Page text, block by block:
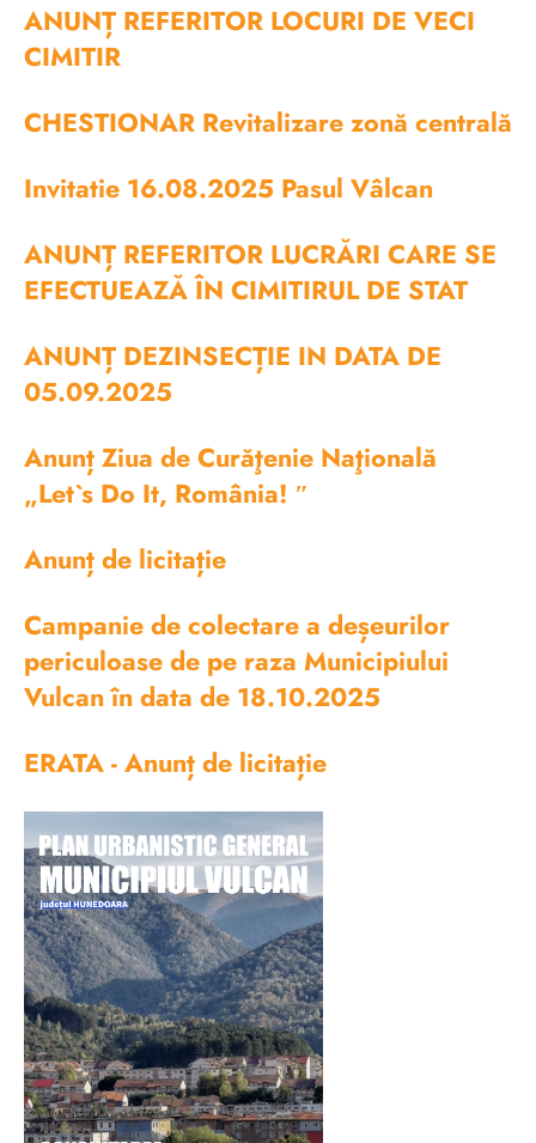
ANUNȚ REFERITOR LOCURI DE VECI
CIMITIR
CHESTIONAR Revitalizare zonă centrală
Invitatie 16.08.2025 Pasul Vâlcan
ANUNȚ REFERITOR LUCRĂRI CARE SE
EFECTUEAZĂ ÎN CIMITIRUL DE STAT
ANUNȚ DEZINSECȚIE IN DATA DE
05.09.2025
Anunț Ziua de Curăţenie Naţională
„Let`s Do It, România! ″
Anunț de licitație
Campanie de colectare a deșeurilor
periculoase de pe raza Municipiului
Vulcan în data de 18.10.2025
ERATA - Anunț de licitație